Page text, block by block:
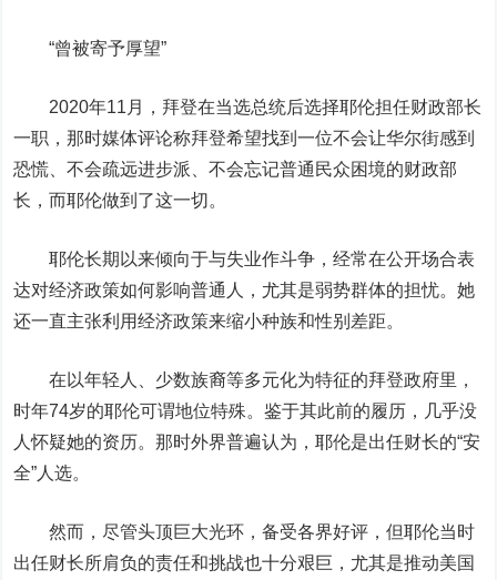
“曾被寄予厚望”
2020年11月，拜登在当选总统后选择耶伦担任财政部长
一职，那时媒体评论称拜登希望找到一位不会让华尔街感到
恐慌、不会疏远进步派、不会忘记普通民众困境的财政部
长，而耶伦做到了这一切。
耶伦长期以来倾向于与失业作斗争，经常在公开场合表
达对经济政策如何影响普通人，尤其是弱势群体的担忧。她
还一直主张利用经济政策来缩小种族和性别差距。
在以年轻人、少数族裔等多元化为特征的拜登政府里，
时年74岁的耶伦可谓地位特殊。鉴于其此前的履历，几乎没
人怀疑她的资历。那时外界普遍认为，耶伦是出任财长的“安
全”人选。
然而，尽管头顶巨大光环，备受各界好评，但耶伦当时
出任财长所肩负的责任和挑战也十分艰巨，尤其是推动美国